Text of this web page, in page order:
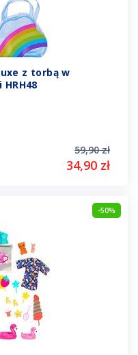
z torbą w
59,90 zł
34,90 zł
-50%